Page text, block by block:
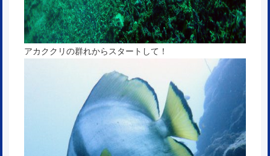
アカククリの群れからスタートして！